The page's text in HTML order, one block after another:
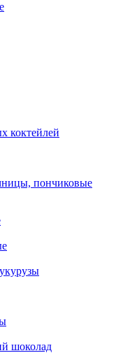
коктейлей
пончиковые
шоколад